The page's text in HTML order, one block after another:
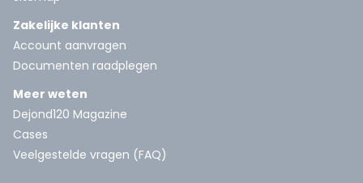
Zakelijke klanten
Account aanvragen
Documenten raadplegen
Meer weten
Dejond120 Magazine
Cases
Veelgestelde vragen (FAQ)